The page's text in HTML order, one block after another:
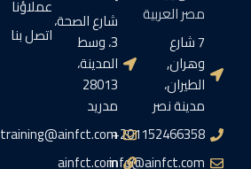
مصر العربية
7 شارع
وهران,
الطيران،
مدينة نصر
201152466358+
info@ainfct.com
شارع الصحة،
3، وسط
المدينة،
28013
مدريد
training@ainfct.com
ainfct.com
عملاؤنا
اتصل بنا